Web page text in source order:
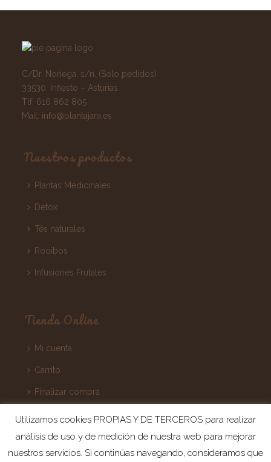
C/Dr. Noriega, s/n. (Solo pedidos)
33530. Infiesto – Asturias.
Tlf: 616 862 805
Mail: info@plantajara.es
Nuestros productos
Plantas Medicinales
Detox
Tés naturales
Rooibos
Infusiones Frutales
Tienda Online
Mi cuenta
Carrito
Finalizar compra
Utilizamos cookies PROPIAS Y DE TERCEROS para realizar
análisis de uso y de medición de nuestra web para mejorar
nuestros servicios. Si continúas navegando, consideramos que